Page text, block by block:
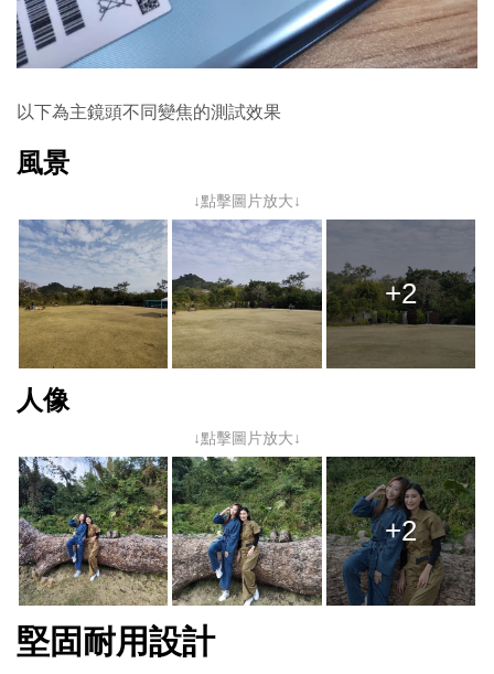
以下為主鏡頭不同變焦的測試效果
風景
↓點擊圖片放大↓
+2
人像
↓點擊圖片放大↓
+2
堅固耐用設計